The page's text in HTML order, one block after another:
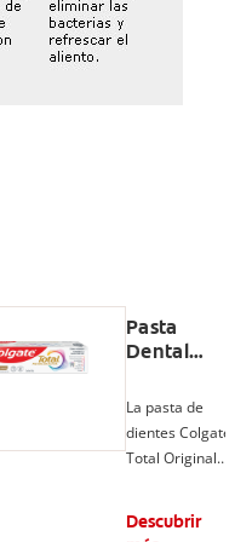
Pasta
Dental
Total
Original
Mint
La pasta de
dientes Colgate
Total Original
poderosa,
Descubrir